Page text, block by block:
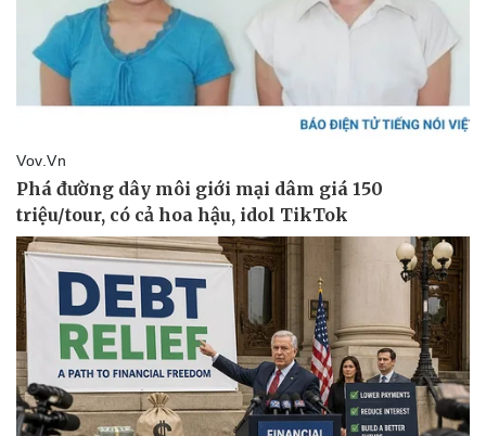
Thể thao
Bóng đá
Ô tô - Xe máy
Ô tô